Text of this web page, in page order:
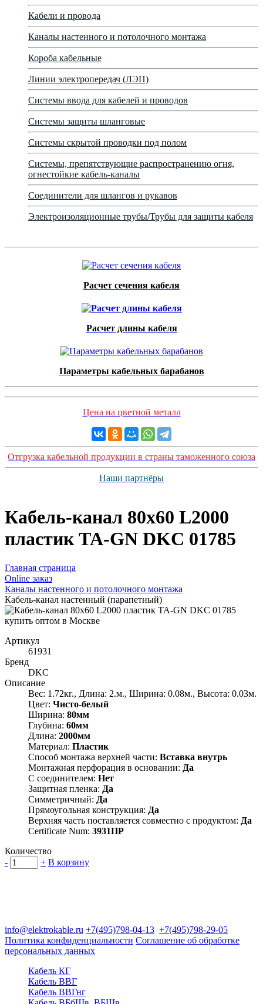
Кабели и провода
Каналы настенного и потолочного монтажа
Короба кабельные
Линии электропередач (ЛЭП)
Системы ввода для кабелей и проводов
Системы защиты шланговые
Системы скрытой проводки под полом
Системы, препятствующие распространению огня,
огнестойкие кабель-каналы
Соединители для шлангов и рукавов
Электроизоляционные трубы/Трубы для защиты кабеля
Расчет сечения кабеля
Расчет длины кабеля
Параметры кабельных барабанов
Цена на цветной металл
Отгрузка кабельной продукции в страны таможенного союза
Наши партнёры
Кабель-канал 80х60 L2000
пластик TA-GN DKC 01785
Главная страница
Оnline заказ
Каналы настенного и потолочного монтажа
Кабель-канал настенный (парапетный)
Артикул
61931
Бренд
DKC
Описание
Вес: 1.72кг., Длина: 2.м., Ширина: 0.08м., Высота: 0.03м.
Цвет: Чисто-белый
Ширина: 80мм
Глубина: 60мм
Длина: 2000мм
Материал: Пластик
Способ монтажа верхней части: Вставка внутрь
Монтажная перфорация в основании: Да
С соединителем: Нет
Защитная пленка: Да
Симметричный: Да
Прямоугольная конструкция: Да
Верхняя часть поставляется совместно с продуктом: Да
Certificate Num: 3931ПР
Количество
-
+ В корзину
info@elektrokable.ru +7(495)798-04-13 +7(495)798-29-05
Политика конфиденциальности Соглашение об обработке
персональных данных
Кабель КГ
Кабель ВВГ
Кабель ВВГнг